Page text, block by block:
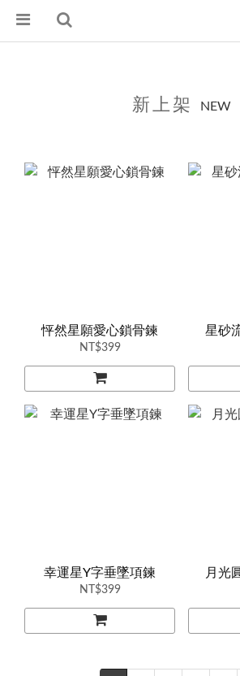
新上架 NEW
怦然星願愛心鎖骨鍊
NT$399
星砂
幸運星Y字垂墜項鍊
NT$399
月光